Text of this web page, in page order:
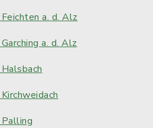
a. d. Alz
a. d. Alz